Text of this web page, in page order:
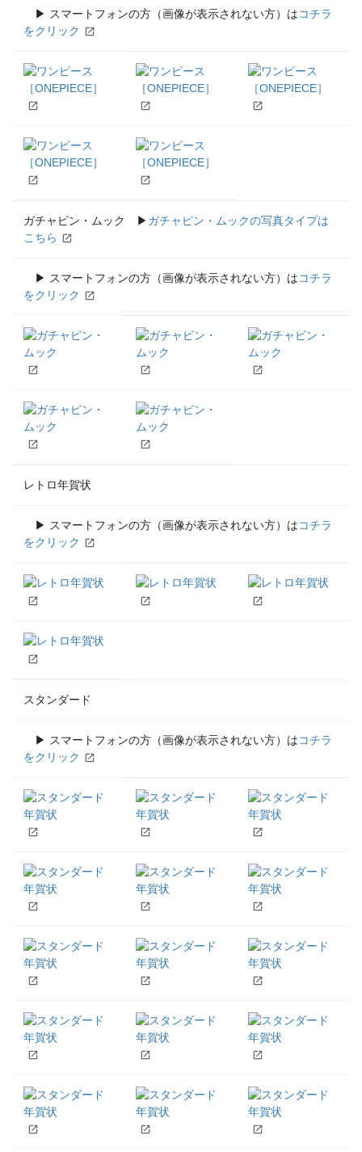
▶ スマートフォンの方（画像が表示されない方）はコチラ
をクリック
ガチャピン・ムック ▶ ガチャピン・ムックの写真タイプは
こちら
▶ スマートフォンの方（画像が表示されない方）はコチラ
をクリック
レトロ年賀状
▶ スマートフォンの方（画像が表示されない方）はコチラ
をクリック
スタンダード
▶ スマートフォンの方（画像が表示されない方）はコチラ
をクリック